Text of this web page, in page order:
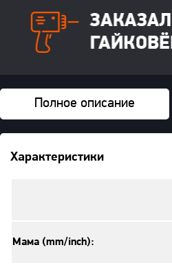
Полное описание
Характеристики
Мама (mm/inch):